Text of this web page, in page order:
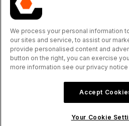
和供应商导入公司级别目录工具
（Procore Imports）中更新用户和
© 2025 Procore
We process your personal information
our sites and service, to assist our
provide personalised content and
button on the right, you can exercise
more information see our privacy notice
Accept
Your Cookie